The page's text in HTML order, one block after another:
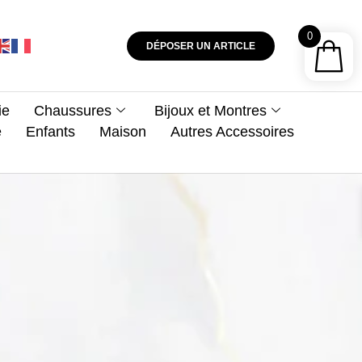
DÉPOSER UN ARTICLE
Chaussures
Bijoux et Montres
Enfants Maison Autres Accessoires
0